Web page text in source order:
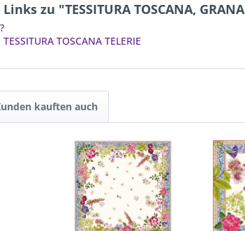
zu "TESSITURA TOSCANA,
TOSCANA TELERIE
kauften auch